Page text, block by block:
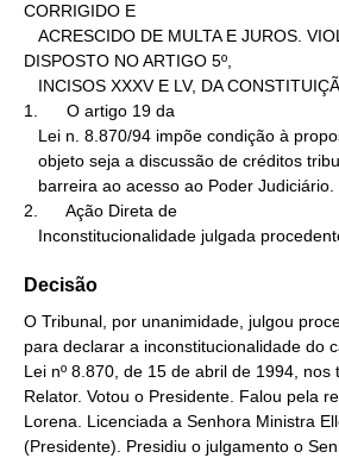
CORRIGIDO E
DISPOSTO NO ARTIGO 5º,
1.      O artigo 19 da
2.      Ação Direta de
Inconstitucionalidade julgada
Decisão
O Tribunal, por unanimidade, julgou
para declarar a inconstitucionalidade do
Lei nº 8.870, de 15 de abril de 1994, nos
Relator. Votou o Presidente. Falou pela
Lorena. Licenciada a Senhora Ministra
(Presidente). Presidiu o julgamento o